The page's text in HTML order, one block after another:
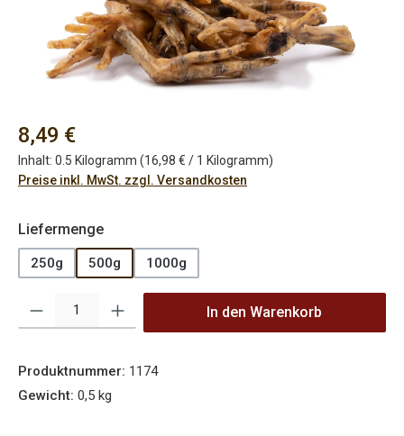
Regulärer Preis:
8,49 €
Inhalt: 0.5 Kilogramm (16,98 € / 1 Kilogramm)
Preise inkl. MwSt. zzgl. Versandkosten
Liefermengeauswählen
250g 500g 1000g
In den Warenkorb
Produktnummer: 1174
Gewicht: 0,5 kg